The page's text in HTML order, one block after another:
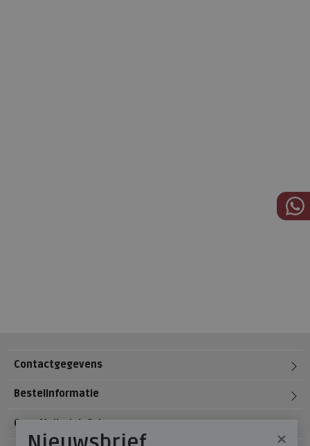
Contactgegevens
Bestelinformatie
Over Meijerink Schoenen
×